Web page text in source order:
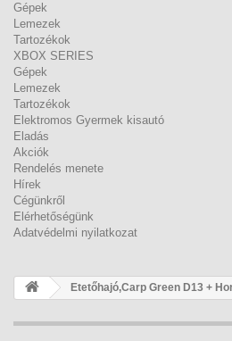
Gépek
Lemezek
Tartozékok
XBOX SERIES
Gépek
Lemezek
Tartozékok
Elektromos Gyermek kisautó
Eladás
Akciók
Rendelés menete
Hírek
Cégünkről
Elérhetőségünk
Adatvédelmi nyilatkozat
Etetőhajó,Carp Green D13 +